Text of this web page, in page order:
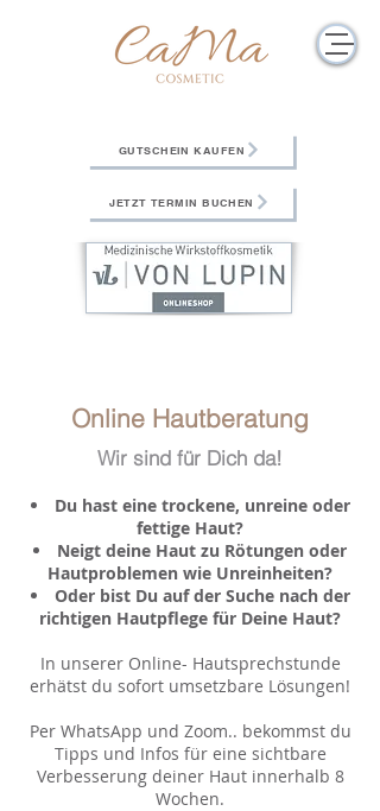
GUTSCHEIN KAUFEN
JETZT TERMIN BUCHEN
Online Hautberatung
Wir sind für Dich da!
Du hast eine trockene, unreine oder
fettige Haut?
Neigt deine Haut zu Rötungen oder
Hautproblemen wie Unreinheiten?
Oder bist Du auf der Suche nach der
richtigen Hautpflege für Deine Haut?
In unserer Online- Hautsprechstunde
erhätst du sofort umsetzbare Lösungen!
Per WhatsApp und Zoom.. bekommst du
Tipps und Infos für eine sichtbare
Verbesserung deiner Haut innerhalb 8
Wochen.